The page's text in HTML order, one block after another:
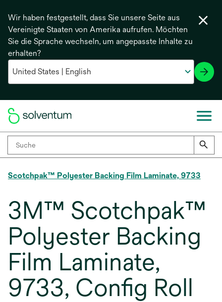
Wir haben festgestellt, dass Sie unsere Seite aus
Vereinigte Staaten von Amerika aufrufen. Möchten
Sie die Sprache wechseln, um angepasste Inhalte zu
erhalten?
Scotchpak™ Polyester Backing Film Laminate, 9733
3M™ Scotchpak™
Polyester Backing
Film Laminate,
9733, Config Roll